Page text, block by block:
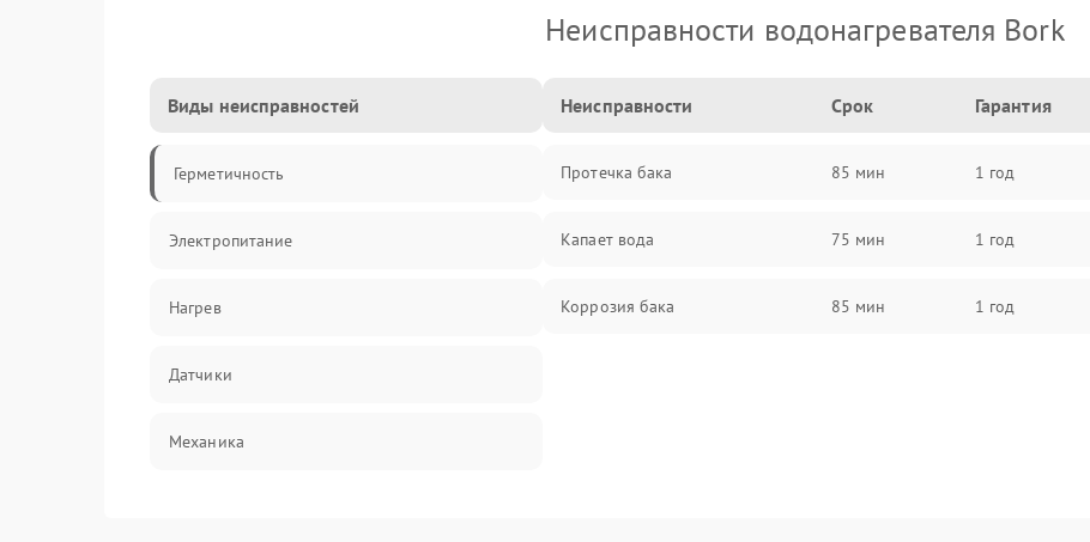
Неисправности водонагревателя Bork
Виды неисправностей
Герметичность
Электропитание
Нагрев
Датчики
Механика
Неисправности Срок Гарантия
Протечка бака 85 мин 1 год
Капает вода 75 мин 1 год
Коррозия бака 85 мин 1 год